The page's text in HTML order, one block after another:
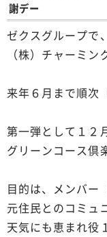
謝デー
ゼクスグループで
（株）チャーミン
来年６月まで順次
第一弾として１２
グリーンコース倶
目的は、メンバー
元住民とのコミュ
天気にも恵まれ役